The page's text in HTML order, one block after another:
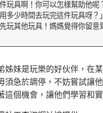
玩具啊！你可以怎樣幫助他
用多少時間去玩完這件玩具呀
玩其他玩具！媽媽覺得你留
姊妹是玩樂的好伙伴，在
須急於調停，不妨嘗試讓
這個機會，讓他們學習和